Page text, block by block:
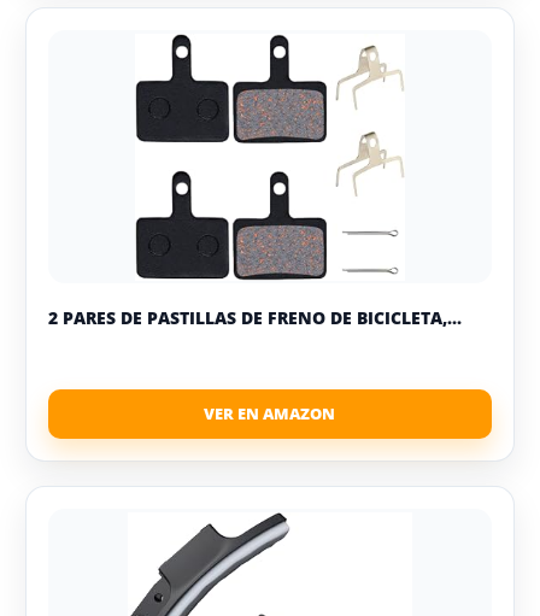
2 PARES DE PASTILLAS DE FRENO DE BICICLETA,...